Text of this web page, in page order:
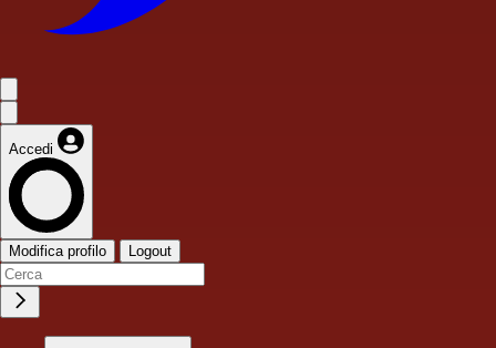
Accedi
Modifica profilo Logout